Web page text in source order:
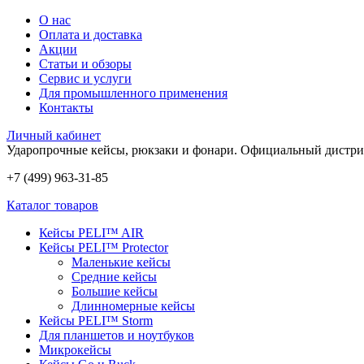
О нас
Оплата и доставка
Акции
Статьи и обзоры
Сервис и услуги
Для промышленного применения
Контакты
Личный кабинет
Ударопрочные кейсы, рюкзаки и фонари. Официальный
+7 (499) 963-31-85
Каталог товаров
Кейсы PELI™ AIR
Кейсы PELI™ Protector
Маленькие кейсы
Средние кейсы
Большие кейсы
Длинномерные кейсы
Кейсы PELI™ Storm
Для планшетов и ноутбуков
Микрокейсы